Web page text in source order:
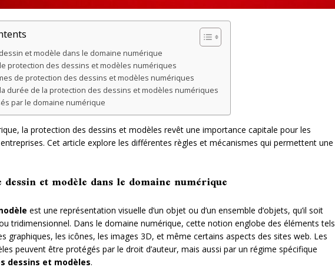
et modèle dans le domaine numérique
protection des dessins et modèles numériques
de protection des dessins et modèles numériques
durée de la protection des dessins et modèles numériques
par le domaine numérique
la protection des dessins et modèles revêt une importance capitale pour les
Cet article explore les différentes règles et mécanismes qui permettent une
et modèle dans le domaine numérique
est une représentation visuelle d’un objet ou d’un ensemble d’objets, qu’il soit
tridimensionnel. Dans le domaine numérique, cette notion englobe des éléments tels
graphiques, les icônes, les images 3D, et même certains aspects des sites web. Les
peuvent être protégés par le droit d’auteur, mais aussi par un régime spécifique
dessins et modèles.